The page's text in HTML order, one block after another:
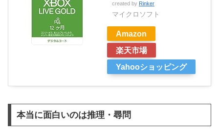
created by Rinker
マイクロソフト
Amazon
楽天市場
Yahooショッピング
本当に面白いのは推理・尋問